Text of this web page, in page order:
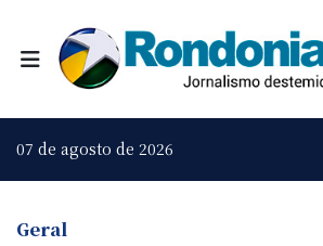
07 de agosto de 2026
Geral